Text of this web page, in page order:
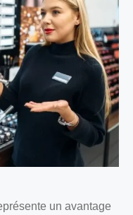
un avantage